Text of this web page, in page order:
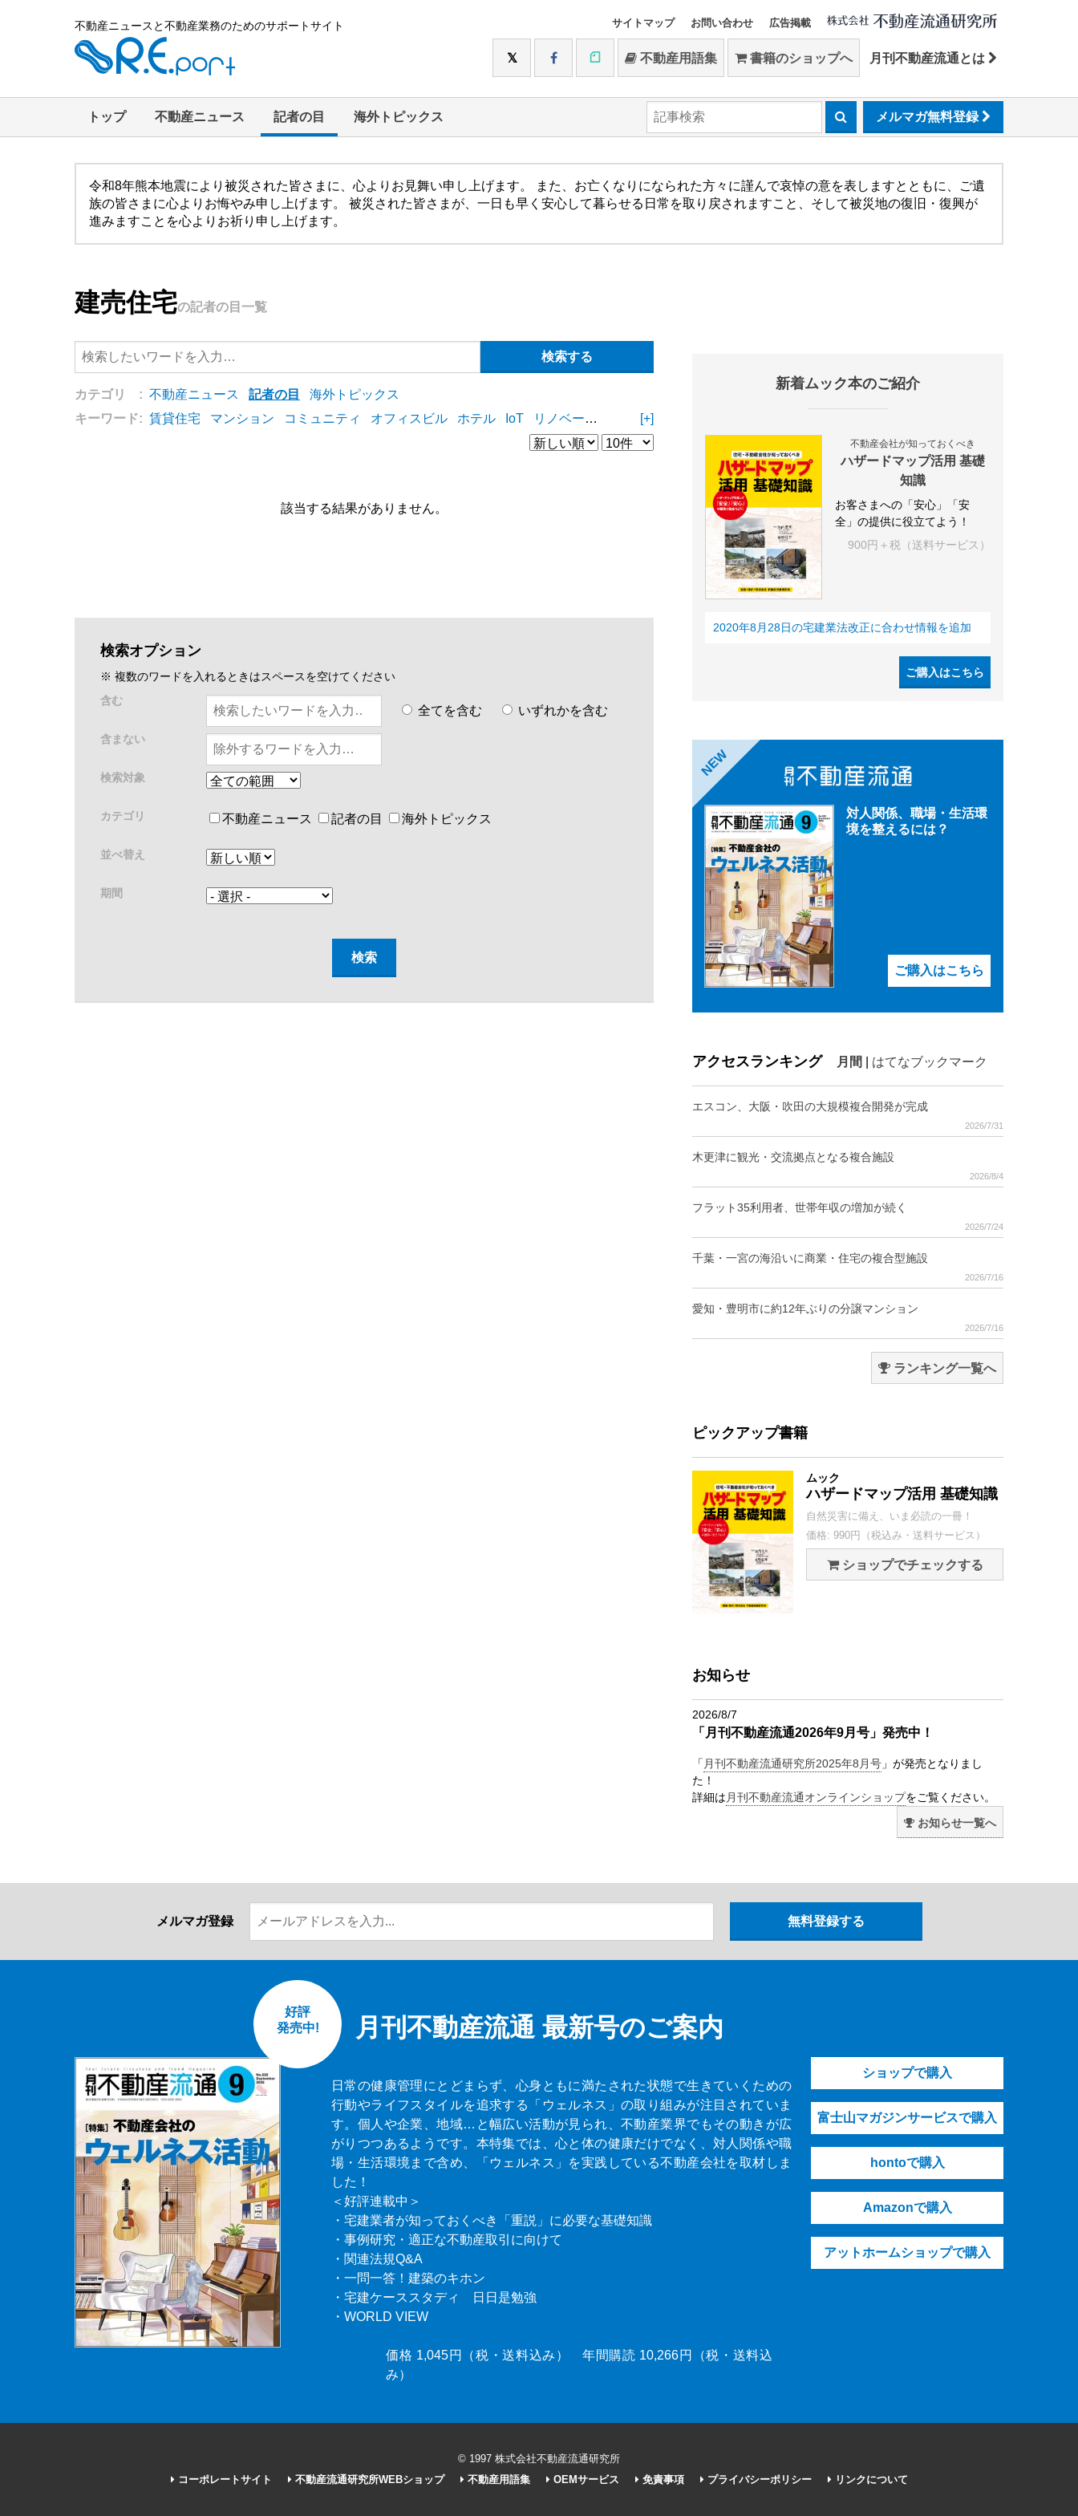
不動産ニュースと不動産業務のためのサポートサイト サイトマップ お問い合わせ 広告掲載
不動産用語集 書籍のショップへ 月刊不動産流通とは
トップ 不動産ニュース 記者の目 海外トピックス メルマガ無料登録
令和8年熊本地震により被災された皆さまに、心よりお見舞い申し上げます。 また、お亡くなりになられた方々に謹んで哀悼の意を表しますとともに、ご遺
族の皆さまに心よりお悔やみ申し上げます。 被災された皆さまが、一日も早く安心して暮らせる日常を取り戻されますこと、そして被災地の復旧・復興が
進みますことを心よりお祈り申し上げます。
建売住宅の記者の目一覧
カテゴリ : 不動産ニュース 記者の目
海外トピックス
キーワード: 賃貸住宅 マンション コミュニティ オフィスビル ホテル IoT リノベーション リフォーム
[+]
該当する結果がありません。
検索オプション
※ 複数のワードを入れるときはスペースを空けてください
含む
全てを含む いずれかを含む
含まない
検索対象
カテゴリ 不動産ニュース 記者の目 海外トピックス
並べ替え
期間
新着ムック本のご紹介
不動産会社が知っておくべき
ハザードマップ活用 基礎
知識
お客さまへの「安心」「安
全」の提供に役立てよう！
900円＋税（送料サービス）
2020年8月28日の宅建業法改正に合わせ情報を追加
ご購入はこちら
NEW
対人関係、職場・生活環
境を整えるには？
ご購入はこちら
アクセスランキング 月間 はてなブックマーク
エスコン、大阪・吹田の大規模複合開発が完成
2026/7/31
木更津に観光・交流拠点となる複合施設
2026/8/4
フラット35利用者、世帯年収の増加が続く
2026/7/24
千葉・一宮の海沿いに商業・住宅の複合型施設
2026/7/16
愛知・豊明市に約12年ぶりの分譲マンション
2026/7/16
ランキング一覧へ
ピックアップ書籍
ムック
ハザードマップ活用 基礎知識
自然災害に備え、いま必読の一冊！
価格: 990円（税込み・送料サービス）
ショップでチェックする
お知らせ
2026/8/7
「月刊不動産流通2026年9月号」発売中！
「 月刊不動産流通研究所2025年8月号 」が発売となりまし
た！
詳細は 月刊不動産流通オンラインショップをご覧ください。
お知らせ一覧へ
メルマガ登録
月刊不動産流通 最新号のご案内
好評
発売中!
日常の健康管理にとどまらず、心身ともに満たされた状態で生きていくための
行動やライフスタイルを追求する「ウェルネス」の取り組みが注目されていま
す。個人や企業、地域…と幅広い活動が見られ、不動産業界でもその動きが広
がりつつあるようです。本特集では、心と体の健康だけでなく、対人関係や職
場・生活環境まで含め、「ウェルネス」を実践している不動産会社を取材しま
した！
＜好評連載中＞
・宅建業者が知っておくべき「重説」に必要な基礎知識
・事例研究・適正な不動産取引に向けて
・関連法規Q&A
・一問一答！建築のキホン
・宅建ケーススタディ 日日是勉強
・WORLD VIEW
価格 1,045円（税・送料込み） 年間購読 10,266円（税・送料込
み）
ショップで購入
富士山マガジンサービスで購入
hontoで購入
Amazonで購入
アットホームショップで購入
© 1997 株式会社不動産流通研究所
コーポレートサイト
不動産流通研究所WEBショップ 不動産用語集 OEMサービス 免責事項 プライバシーポリシー リンクについて